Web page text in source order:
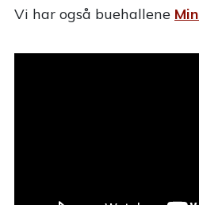
Vi har også buehallene